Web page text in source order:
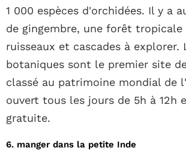
1 000 espèces d'orchidées. Il y a
de gingembre, une forêt tropicale
ruisseaux et cascades à explorer.
botaniques sont le premier site
classé au patrimoine mondial de
ouvert tous les jours de 5h à 12h
gratuite.
6. manger dans la petite Inde